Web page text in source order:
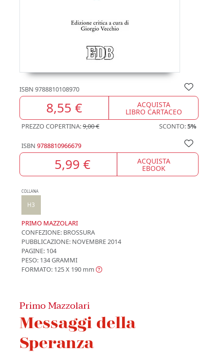
ISBN 9788810108970
8,55 € ACQUISTA
LIBRO CARTACEO
PREZZO COPERTINA:9,00 € SCONTO:5%
ISBN 9788810966679
5,99 € ACQUISTA
EBOOK
COLLANA
H3
PRIMO MAZZOLARI
CONFEZIONE: BROSSURA
PUBBLICAZIONE: NOVEMBRE 2014
PAGINE: 104
PESO: 134 GRAMMI
FORMATO: 125 X 190 mm
Primo Mazzolari
Messaggi della
Speranza